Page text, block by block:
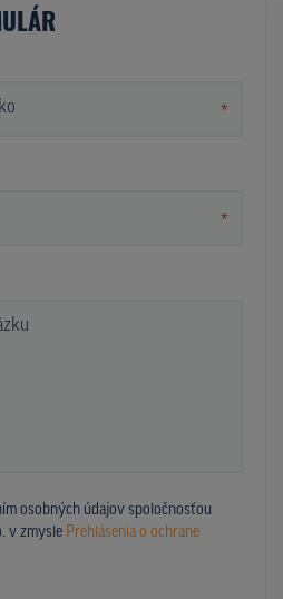
*
*
osobných údajov spoločnosťou
v zmysle Prehlásenia o ochrane